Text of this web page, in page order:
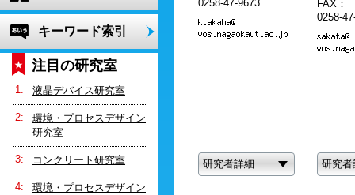
キーワード索引
注目の研究室
液晶デバイス研究室
環境・プロセスデザイン
研究室
コンクリート研究室
環境・プロセスデザイン
0258-47-9673
研究者詳細
FAX：
0258-
研究者